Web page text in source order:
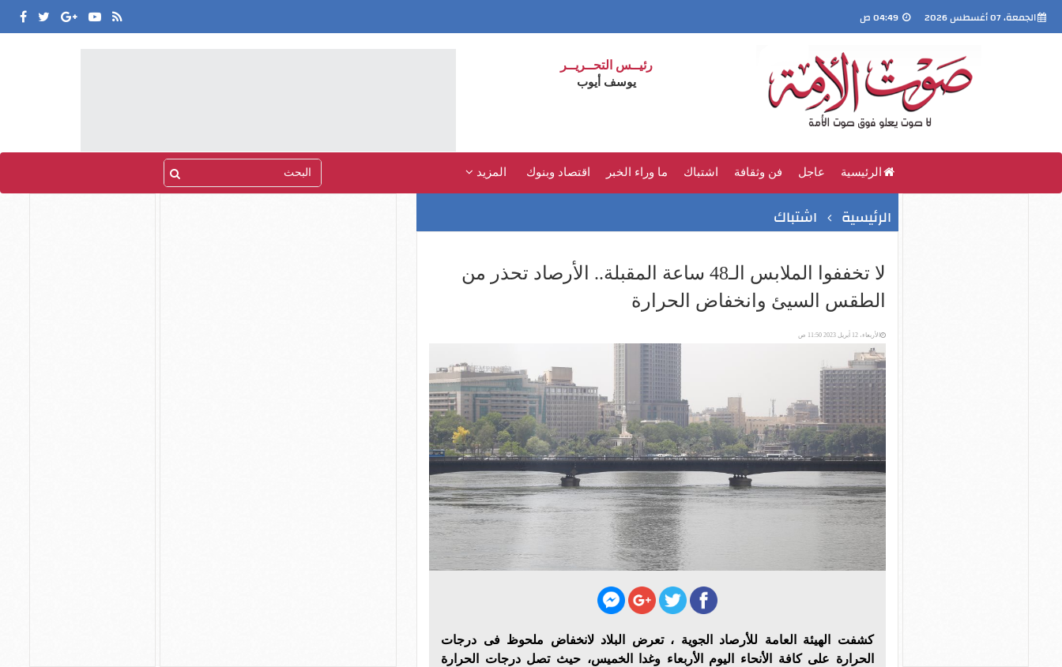
الجمعة، 07 أغسطس 2026
رئيــس التحــريــر
يوسف أيوب
الرئيسية عاجل فن وثقافة اشتباك ما وراء الخبر اقتصاد وبنوك المزيد
الرئيسية اشتباك
لا تخففوا الملابس الـ48 ساعة المقبلة.. الأرصاد تحذر من
الطقس السيئ وانخفاض الحرارة
الأربعاء، 12 أبريل 2023 11:50 ص
كشفت الهيئة العامة للأرصاد الجوية ، تعرض البلاد لانخفاض ملحوظ فى درجات
الحرارة على كافة الأنحاء اليوم الأربعاء وغدا الخميس، حيث تصل درجات الحرارة